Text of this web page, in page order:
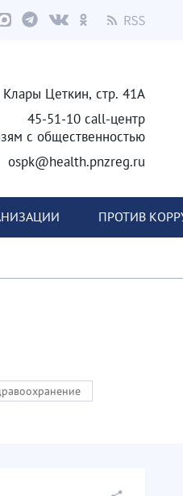
Клары Цеткин, стр. 41А
45-51-10 call-центр
с общественностью
ospk@health.pnzreg.ru
ПРОТИВ